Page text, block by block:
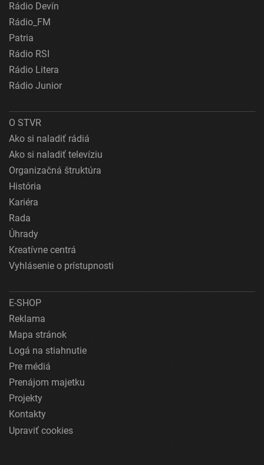
Rádio Devín
Rádio_FM
Patria
Rádio RSI
Rádio Litera
Rádio Junior
O STVR
Ako si naladiť rádiá
Ako si naladiť televíziu
Organizačná štruktúra
História
Kariéra
Rada
Úhrady
Kreatívne centrá
Vyhlásenie o prístupnosti
E-SHOP
Reklama
Mapa stránok
Logá na stiahnutie
Pre médiá
Prenájom majetku
Projekty
Kontakty
Upraviť cookies